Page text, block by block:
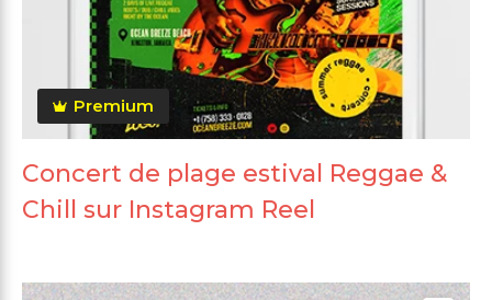
Premium
Concert de plage estival Reggae &
Chill sur Instagram Reel